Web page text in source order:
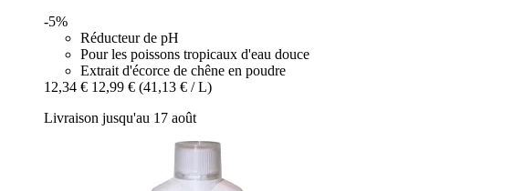
-5%
Réducteur de pH
Pour les poissons tropicaux d'eau douce
Extrait d'écorce de chêne en poudre
12,34 € 12,99 € (41,13 € / L)
Livraison jusqu'au 17 août